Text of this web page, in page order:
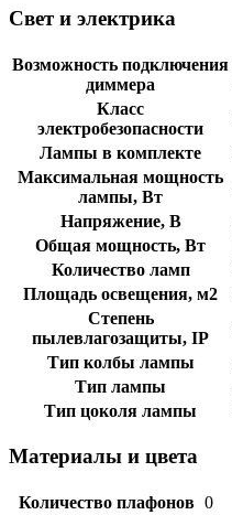
Свет и электрика
Возможность подключения
диммера
Класс
электробезопасности
Лампы в комплекте
Максимальная мощность
лампы, Вт
Напряжение, В
Общая мощность, Вт
Количество ламп
Площадь освещения, м2
Степень
пылевлагозащиты, IP
Тип колбы лампы
Тип лампы
Тип цоколя лампы
Материалы и цвета
Количество плафонов 0